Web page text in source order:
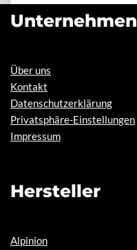
Unternehmen
Über uns
Kontakt
Datenschutzerklärung
Privatsphäre-Einstellungen
Impressum
Hersteller
Alpinion